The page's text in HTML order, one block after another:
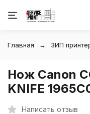
Главная ЗИП
Нож Canon
KNIFE
Написать отзыв